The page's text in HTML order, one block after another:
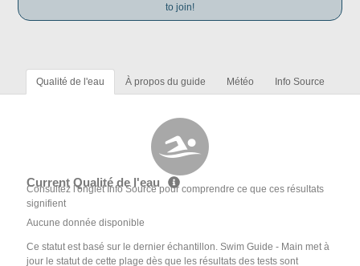
to join!
Qualité de l'eau À propos du guide Météo Info Source
Current Qualité de l'eau
Consultez l'onglet Info Source pour comprendre ce que ces résultats
signifient
Aucune donnée disponible
Ce statut est basé sur le dernier échantillon. Swim Guide - Main met à
jour le statut de cette plage dès que les résultats des tests sont